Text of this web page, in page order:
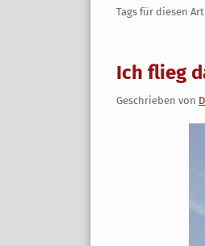
Tags für diesen
Ich flieg
Geschrieben von